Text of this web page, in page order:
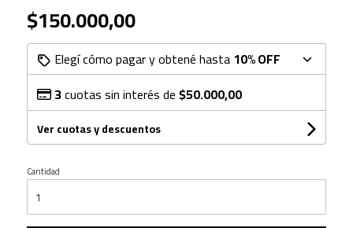
$150.000,00
Elegí cómo pagar y obtené hasta 10% OFF
3cuotas sin interés de$50.000,00
Ver cuotas y descuentos
Cantidad